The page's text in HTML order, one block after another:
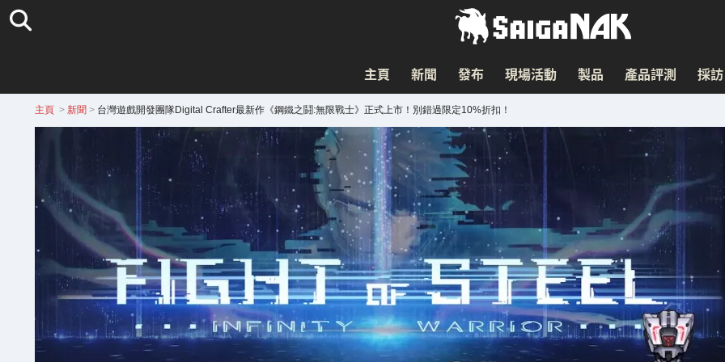
主頁 新聞 發布 現場活動 製品 產品評測 採訪
主頁 > 新聞 > 台灣遊戲開發團隊Digital Crafter最新作《鋼鐵之鬪:無限戰士》正式上市！別錯過限定10%折扣！